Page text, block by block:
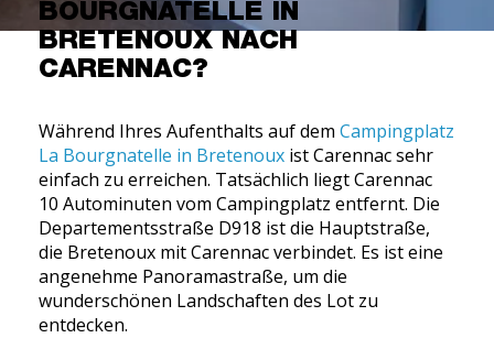
BOURGNATELLE IN
BRETENOUX NACH
CARENNAC?
Während Ihres Aufenthalts auf dem Campingplatz
La Bourgnatelle in Bretenoux ist Carennac sehr
einfach zu erreichen. Tatsächlich liegt Carennac
10 Autominuten vom Campingplatz entfernt. Die
Departementsstraße D918 ist die Hauptstraße,
die Bretenoux mit Carennac verbindet. Es ist eine
angenehme Panoramastraße, um die
wunderschönen Landschaften des Lot zu
entdecken.